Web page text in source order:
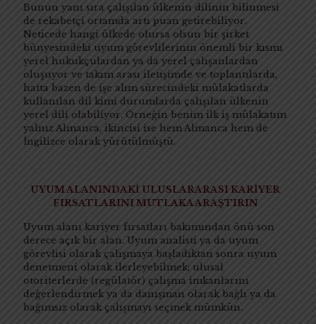
Bunun yanı sıra çalışılan ülkenin dilinin bilinmesi
de rekabetçi ortamda artı puan getirebiliyor.
Neticede hangi ülkede olursa olsun bir şirket
bünyesindeki uyum görevlilerinin önemli bir kısmı
yerel hukukçulardan ya da yerel çalışanlardan
oluşuyor ve takım arası iletişimde ve toplantılarda,
hatta bazen de işe alım sürecindeki mülakatlarda
kullanılan dil kimi durumlarda çalışılan ülkenin
yerel dili olabiliyor. Örneğin benim ilk iş mülakatım
yalnız Almanca, ikincisi ise hem Almanca hem de
İngilizce olarak yürütülmüştü.
UYUM ALANINDAKİ ULUSLARARASI KARİYER
FIRSATLARINI MUTLAKA ARAŞTIRIN
Uyum alanı kariyer fırsatları bakımından önü son
derece açık bir alan. Uyum analisti ya da uyum
görevlisi olarak çalışmaya başladıktan sonra uyum
denetmeni olarak ilerleyebilmek; ulusal
otoriterlerde (regülatör) çalışma imkanlarını
değerlendirmek ya da danışman olarak bağlı ya da
bağımsız olarak çalışmayı seçmek mümkün.